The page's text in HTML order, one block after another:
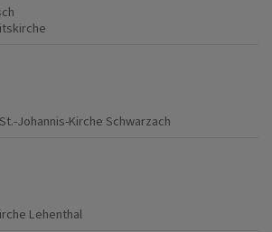
St.-Johannis-Kirche Schwarzach
Lehenthal